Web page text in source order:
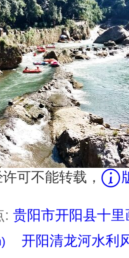
可不能转载，
: 贵阳市开阳县十
开阳清龙河水利